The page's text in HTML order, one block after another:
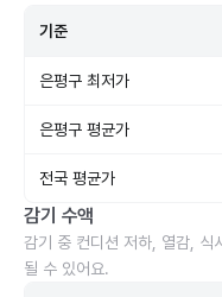
기준
은평구 최저가
은평구 평균가
전국 평균가
감기 수액
감기 중 컨디션 저하, 열감, 식
될 수 있어요.